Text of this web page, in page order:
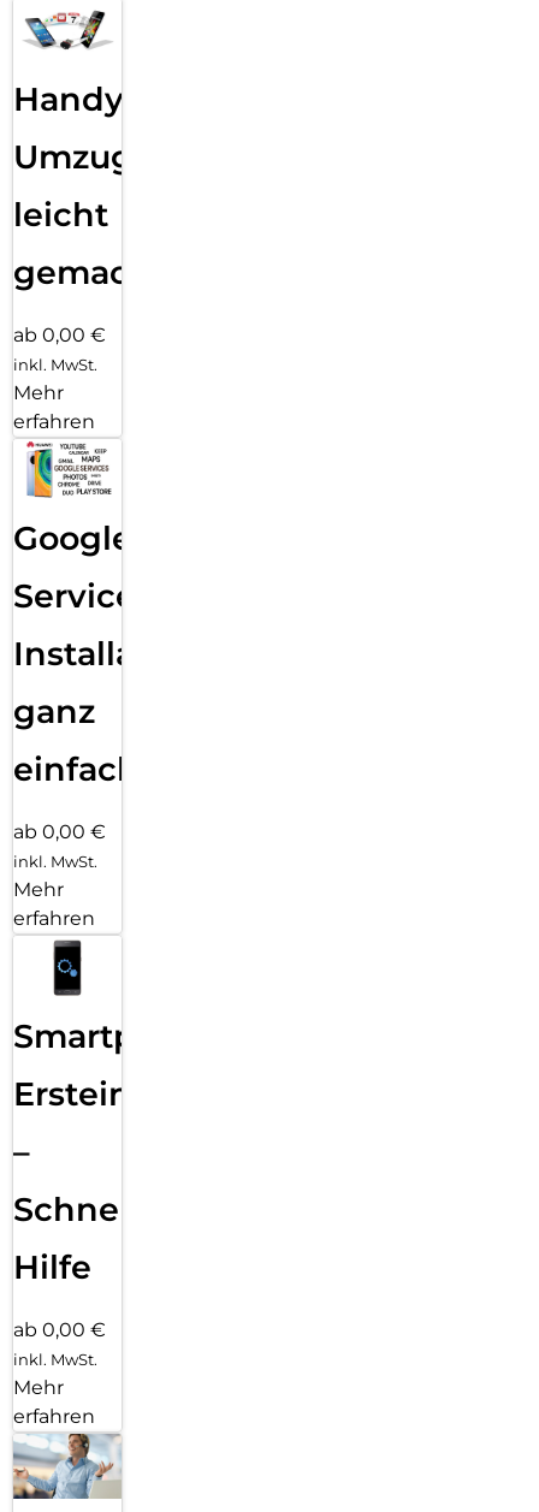
Handy
Umzug
leicht
gemacht!
ab 0,00 €
inkl. MwSt.
Mehr
erfahren
Google
Services
Installation
ganz
einfach
ab 0,00 €
inkl. MwSt.
Mehr
erfahren
Smartphone
Ersteinrichtung
–
Schnelle
Hilfe
ab 0,00 €
inkl. MwSt.
Mehr
erfahren